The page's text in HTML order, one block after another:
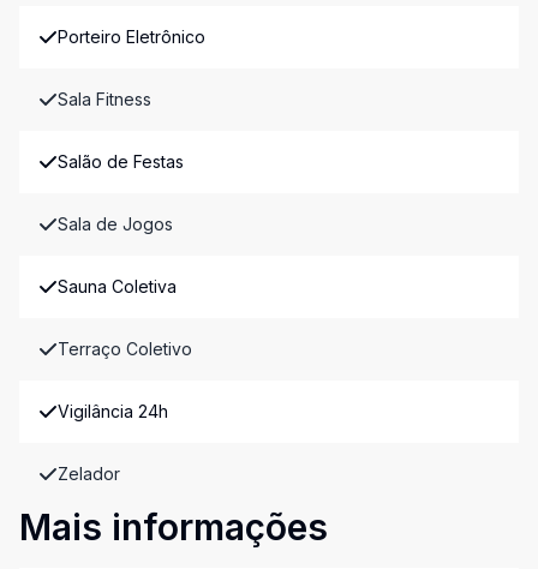
Porteiro Eletrônico
Sala Fitness
Salão de Festas
Sala de Jogos
Sauna Coletiva
Terraço Coletivo
Vigilância 24h
Zelador
Mais informações